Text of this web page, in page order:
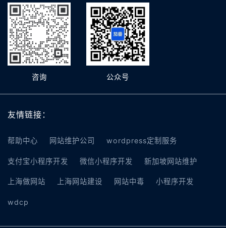
咨询 公众号
友情链接：
帮助中心 网站维护公司 wordpress定制服务
支付宝小程序开发 微信小程序开发 新加坡网站维护
上海做网站 上海网站建设 网站中毒 小程序开发
wdcp